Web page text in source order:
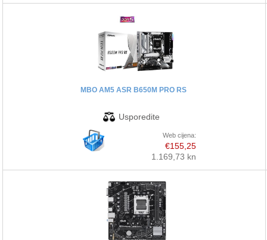
MBO AM5 ASR B650M PRO RS
Web cijena:
€155,25
1.169,73 kn